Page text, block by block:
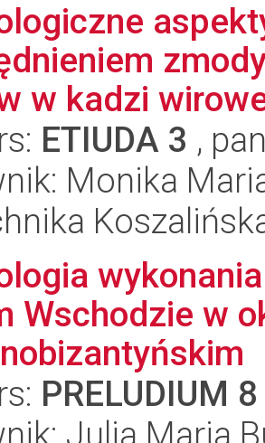
w kadzi
ETIUDA 3 ,
Monika
Wschodzie w
PRELUDIUM 8
Julia Maria